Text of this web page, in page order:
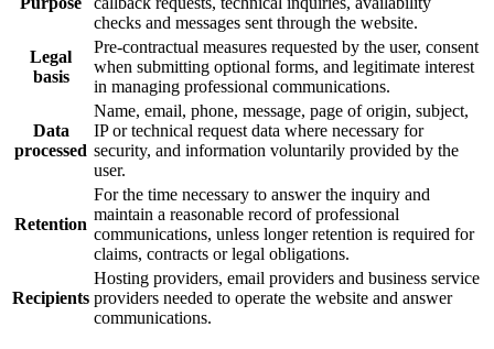
checks and messages sent through the website.
Legal
basis
Pre-contractual measures requested by the user, consent
when submitting optional forms, and legitimate interest
in managing professional communications.
Data
processed
Name, email, phone, message, page of origin, subject,
IP or technical request data where necessary for
security, and information voluntarily provided by the
user.
Retention
For the time necessary to answer the inquiry and
maintain a reasonable record of professional
communications, unless longer retention is required for
claims, contracts or legal obligations.
Recipients
Hosting providers, email providers and business service
providers needed to operate the website and answer
communications.